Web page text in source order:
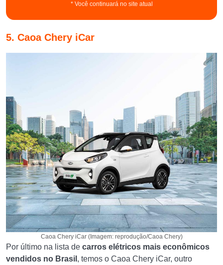
* Você continuará no site atual
5. Caoa Chery iCar
Caoa Chery iCar (Imagem: reprodução/Caoa Chery)
Por último na lista de carros elétricos mais econômicos
vendidos no Brasil , temos o Caoa Chery iCar, outro